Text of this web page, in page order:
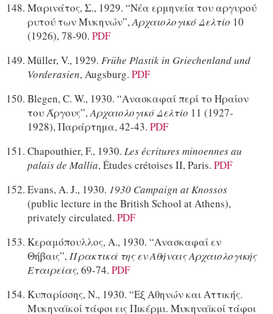
Μαρινάτος, Σ., 1929. “Νέα ερμηνεία του αργυρού
ρυτού των Μυκηνών”,Αρχαιολογικό Δελτίο 10
(1926), 78-90. PDF
Müller, V., 1929. Frühe Plastik in Griechenland und
Vorderasien, Augsburg. PDF
Blegen, C. W., 1930. “Ανασκαφαί περί το Ηραίον
του Άργους”,Αρχαιολογικό Δελτίο 11 (1927-
1928), Παράρτημα, 42-43. PDF
Chapouthier, F., 1930. Les écritures minoennes au
palais de Mallia, Études crétoises II, Paris. PDF
Evans, A. J., 1930. 1930 Campaign at Knossos
(public lecture in the British School at Athens),
privately circulated. PDF
Κεραμόπουλλος, Α., 1930. “Ανασκαφαί εν
Θήβαις”,Πρακτικά της εν Αθήναις Αρχαιολογικής
Εταιρείας, 69-74. PDF
Κυπαρίσσης, Ν., 1930. “Εξ Αθηνών και Αττικής.
Μυκηναϊκοί τάφοι εις Πικέρμι. Μυκηναϊκοί τάφοι